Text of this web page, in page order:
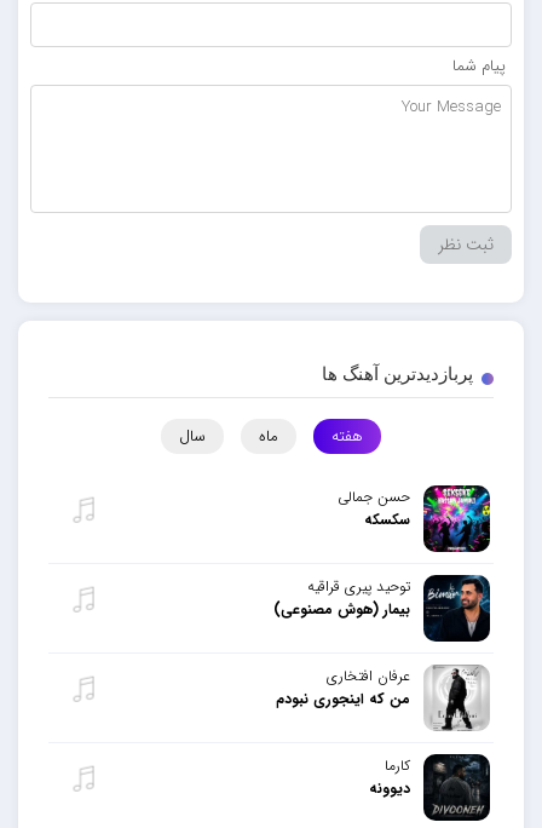
پیام شما
پربازدیدترین آهنگ ها
هفته ماه سال
حسن جمالی
سکسکه
توحید پیری قراقیه
بیمار (هوش مصنوعی)
عرفان افتخاری
من که اینجوری نبودم
کارما
دیوونه